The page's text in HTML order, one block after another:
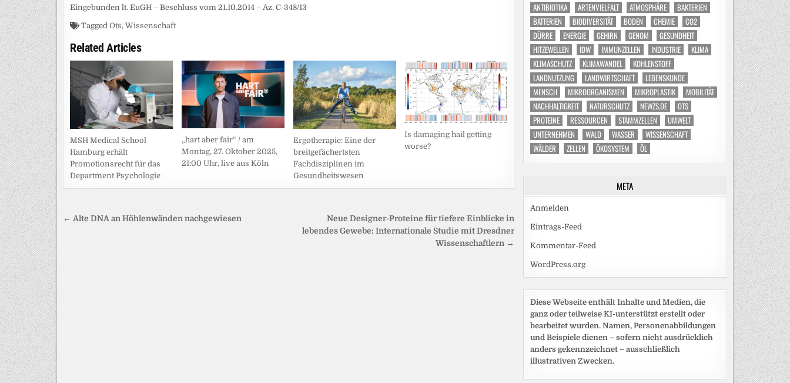
Eingebunden lt. EuGH – Beschluss vom 21.10.2014 – Az. C-348/13
Tagged Ots, Wissenschaft
Related Articles
MSH Medical School
Hamburg erhält
Promotionsrecht für das
Department Psychologie
„hart aber fair“ / am
Montag, 27. Oktober 2025,
21:00 Uhr, live aus Köln
Ergotherapie: Eine der
breitgefächertsten
Fachdisziplinen im
Gesundheitswesen
Is damaging hail getting
worse?
Beitragsnavigation
Neue Designer-Proteine für tiefere Einblicke in
lebendes Gewebe: Internationale Studie mit Dresdner
Wissenschaftlern →
← Alte DNA an Höhlenwänden nachgewiesen
ANTIBIOTIKA ARTENVIELFALT ATMOSPHÄRE
BAKTERIEN
BATTERIEN
BIODIVERSITÄT BODEN CHEMIE
CO2
DÜRRE
ENERGIE GEHIRN GENOM
GESUNDHEIT
HITZEWELLEN
IDW IMMUNZELLEN INDUSTRIE
KLIMA
KLIMASCHUTZ
KLIMAWANDEL
KOHLENSTOFF
LANDNUTZUNG
LANDWIRTSCHAFT
LEBENSKUNDE
MENSCH
MIKROORGANISMEN MIKROPLASTIK
MOBILITÄT
NACHHALTIGKEIT
NATURSCHUTZ NEWZS.DE
OTS
PROTEINE
RESSOURCEN STAMMZELLEN
UMWELT
UNTERNEHMEN
WALD WASSER
WISSENSCHAFT
WÄLDER
ZELLEN ÖKOSYSTEM ÖL
META
Anmelden
Eintrags-Feed
Kommentar-Feed
WordPress.org
Diese Webseite enthält Inhalte und Medien, die
ganz oder teilweise KI-unterstützt erstellt oder
bearbeitet wurden. Namen, Personenabbildungen
und Beispiele dienen – sofern nicht ausdrücklich
anders gekennzeichnet – ausschließlich
illustrativen Zwecken.